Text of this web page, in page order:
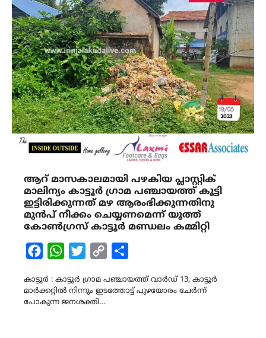
ആറ് മാസകാലമായി പഴകിയ പ്ലാസ്റ്റിക്
മാലിന്യം കാട്ടൂർ ഗ്രാമ പഞ്ചായത്ത് കൂട്ടി
ഇട്ടിരിക്കുന്നത് മഴ ആരംഭിക്കുന്നതിനു
മുൻപ് നീക്കം ചെയ്യണമെന്ന് യൂത്ത്
കോൺഗ്രസ്‌ കാട്ടൂർ മണ്ഡലം കമ്മിറ്റി
FacebookWhatsAppTwitterCopy
കാട്ടൂർ : കാട്ടൂർ ഗ്രാമ പഞ്ചായത്ത് വാർഡ് 13, കാട്ടൂർ
മാർക്കറ്റിൽ നിന്നും ഇടത്തോട്ട് പുഴയോരം ചേർന്ന്
പോകുന്ന ജനശക്തി…